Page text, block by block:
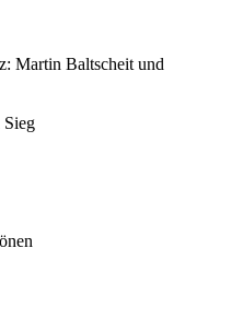
Martin Baltscheit und